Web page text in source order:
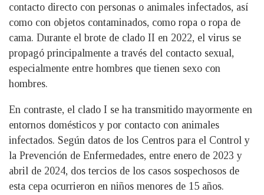
contacto directo con personas o animales infectados, así
como con objetos contaminados, como ropa o ropa de
cama. Durante el brote de clado II en 2022, el virus se
propagó principalmente a través del contacto sexual,
especialmente entre hombres que tienen sexo con
hombres.
En contraste, el clado I se ha transmitido mayormente en
entornos domésticos y por contacto con animales
infectados. Según datos de los Centros para el Control y
la Prevención de Enfermedades, entre enero de 2023 y
abril de 2024, dos tercios de los casos sospechosos de
esta cepa ocurrieron en niños menores de 15 años.